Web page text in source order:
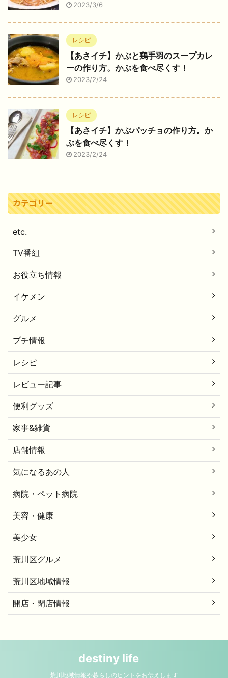
2023/3/6
レシピ
【あさイチ】かぶと鶏手羽のスープカレ
ーの作り方。かぶを食べ尽くす！
2023/2/24
レシピ
【あさイチ】かぶパッチョの作り方。か
ぶを食べ尽くす！
2023/2/24
カテゴリー
etc.
TV番組
お役立ち情報
イケメン
グルメ
プチ情報
レシピ
レビュー記事
便利グッズ
家事&雑貨
店舗情報
気になるあの人
病院・ペット病院
美容・健康
美少女
荒川区グルメ
荒川区地域情報
開店・閉店情報
destiny life
荒川地域情報や暮らしのヒントをお伝えします